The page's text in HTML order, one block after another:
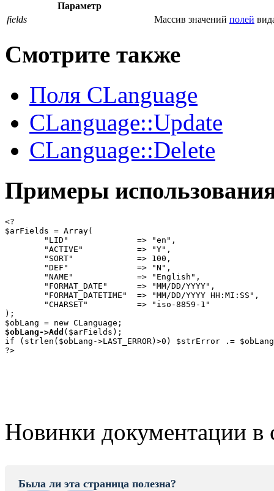
Параметр
fields
Массив значений полей
Смотрите также
Поля CLanguage
CLanguage::Update
CLanguage::Delete
Примеры
<?
$arFields = Array(
);
$obLang->Add ($arFields);
if (strlen($obLang->LAST_ERROR)>0) $strError .= $obLang-
?>
Новинки документации в
Была ли эта страница полезна?